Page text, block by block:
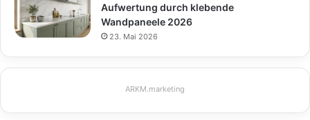
Aufwertung durch klebende
Wandpaneele 2026
23. Mai 2026
ARKM.marketing